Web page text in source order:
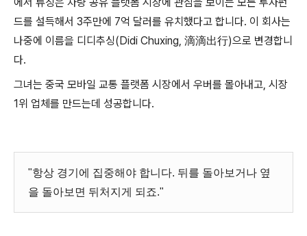
드를 설득해서 3주만에 7억 달러를 유치했다고 합니다. 이 회사는
나중에 이름을 디디추싱(Didi Chuxing, 滴滴出行)으로 변경합니
다.
그녀는 중국 모바일 교통 플랫폼 시장에서 우버를 몰아내고, 시장
1위 업체를 만드는데 성공합니다.
"항상 경기에 집중해야 합니다. 뒤를 돌아보거나 옆
을 돌아보면 뒤처지게 되죠."